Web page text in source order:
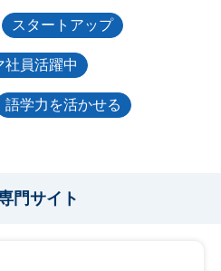
スタートアップ
社員活躍中
語学力を活かせる
門サイト